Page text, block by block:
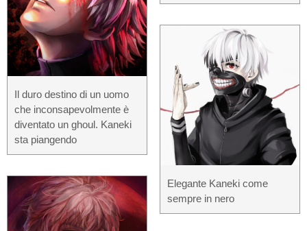
Il duro destino di un uomo
che inconsapevolmente è
diventato un ghoul. Kaneki
sta piangendo
Elegante Kaneki come
sempre in nero